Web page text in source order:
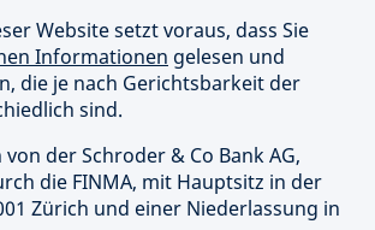
Website setzt voraus, dass Sie
Informationen gelesen und
die je nach Gerichtsbarkeit der
sind.
der Schroder & Co Bank AG,
die FINMA, mit Hauptsitz in der
Zürich und einer Niederlassung in